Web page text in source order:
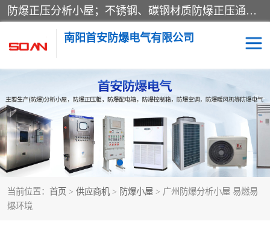
防爆正压分析小屋；不锈钢、碳钢材质防爆正压通风柜，分上下、左右、外挂三种款式；立式、挂式防爆配电柜体；不锈钢、碳钢防爆变频、磁力、星三角启动器；不锈钢、碳钢、铸铝防爆控制箱柜；可操作按键、多块式防爆仪表箱；多材质防爆接线箱；台式防爆电脑、防爆监视器。产品适配石油、化工、煤炭、电力、纺织、酿酒、航天、铁路、冶金、船舶、消防、市政等多行业工况使用。
南阳首安防爆电气有限公司
当前位置： 首页 > 供应商机 > 防爆小屋 > 广州防爆分析小屋 易燃易
爆环境
防爆小屋 防爆正压柜
防爆空调 防爆配电箱
防爆控制箱 防爆接线箱
防爆操作柱 防爆监视显示器